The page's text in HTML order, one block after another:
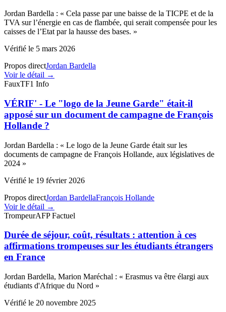
Jordan Bardella : « Cela passe par une baisse de la TICPE et de la
TVA sur l’énergie en cas de flambée, qui serait compensée pour les
caisses de l’Etat par la hausse des bases. »
Vérifié le 5 mars 2026
Propos directJordan Bardella
Voir le détail →
FauxTF1 Info
VÉRIF' - Le "logo de la Jeune Garde" était-il
apposé sur un document de campagne de François
Hollande ?
Jordan Bardella : « Le logo de la Jeune Garde était sur les
documents de campagne de François Hollande, aux législatives de
2024 »
Vérifié le 19 février 2026
Propos directJordan BardellaFrançois Hollande
Voir le détail →
TrompeurAFP Factuel
Durée de séjour, coût, résultats : attention à ces
affirmations trompeuses sur les étudiants étrangers
en France
Jordan Bardella, Marion Maréchal : « Erasmus va être élargi aux
étudiants d'Afrique du Nord »
Vérifié le 20 novembre 2025